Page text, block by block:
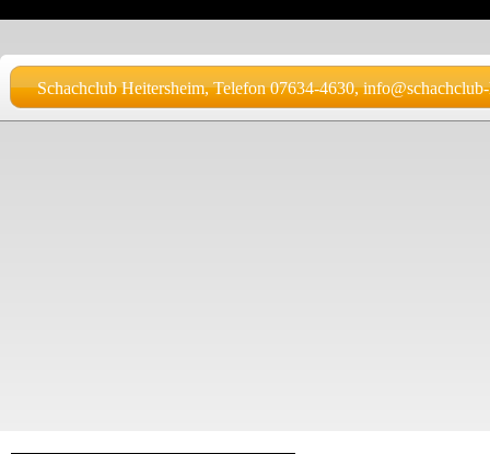
Schachclub Heitersheim, Telefon 07634-4630,